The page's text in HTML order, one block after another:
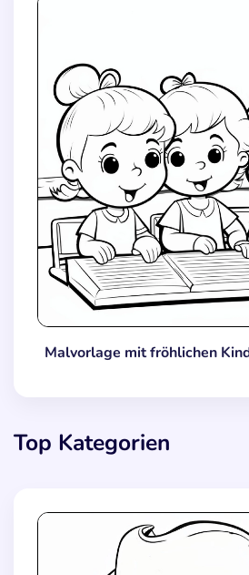
Malvorlage mit fröhlichen
Top Kategorien